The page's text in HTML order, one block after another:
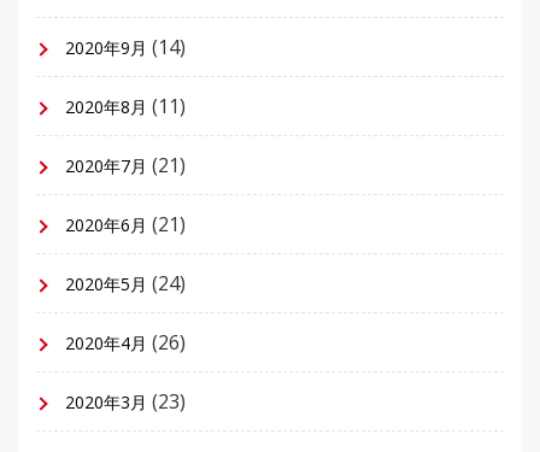
2020年9月 (14)
2020年8月 (11)
2020年7月 (21)
2020年6月 (21)
2020年5月 (24)
2020年4月 (26)
2020年3月 (23)